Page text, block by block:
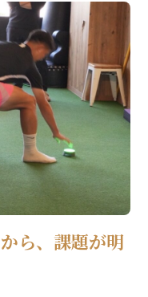
ら、課題が明